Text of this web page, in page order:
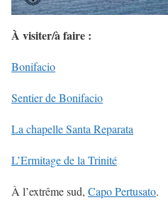
À visiter/à faire :
Bonifacio
Sentier de Bonifacio
La chapelle Santa Reparata
L’Ermitage de la Trinité
À l’extrême sud, Capo Pertusato.